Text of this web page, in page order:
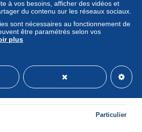
A. RIGI -GEDACHTNISKAPELLE-
VON BELGIEN -29/8/1935
Particulier
à vos besoins, afficher des vidéos et
du contenu sur les réseaux sociaux.
sont nécessaires au fonctionnement de
être paramétrés selon vos
plus